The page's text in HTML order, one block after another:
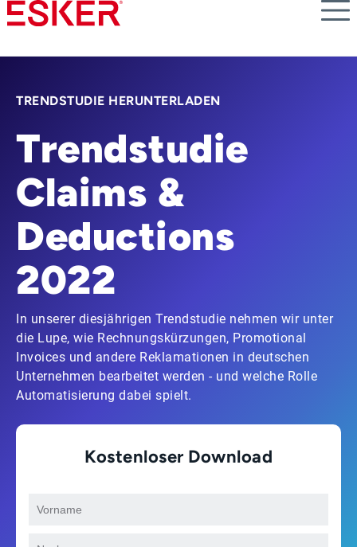
Skip
to
content
TRENDSTUDIE HERUNTERLADEN
Trendstudie
Claims &
Deductions
2022
In unserer diesjährigen Trendstudie nehmen wir unter
die Lupe, wie Rechnungskürzungen, Promotional
Invoices und andere Reklamationen in deutschen
Unternehmen bearbeitet werden - und welche Rolle
Automatisierung dabei spielt.
Kostenloser Download